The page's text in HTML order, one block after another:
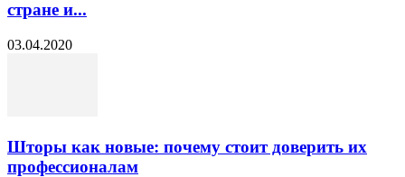
стране и...
03.04.2020
Шторы как новые: почему стоит доверить их
профессионалам